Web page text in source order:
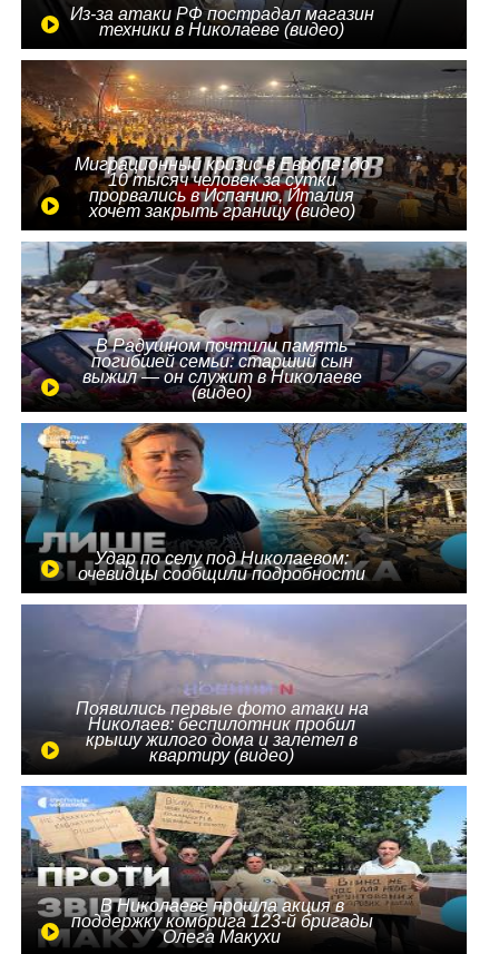
Из-за атаки РФ пострадал магазин
техники в Николаеве (видео)
Миграционный кризис в Европе: до
10 тысяч человек за сутки
прорвались в Испанию, Италия
хочет закрыть границу (видео)
В Радушном почтили память
погибшей семьи: старший сын
выжил — он служит в Николаеве
(видео)
Удар по селу под Николаевом:
очевидцы сообщили подробности
Появились первые фото атаки на
Николаев: беспилотник пробил
крышу жилого дома и залетел в
квартиру (видео)
В Николаеве прошла акция в
поддержку комбрига 123-й бригады
Олега Макухи